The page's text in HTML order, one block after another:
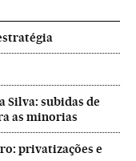
Silva: subidas de
as minorias
privatizações e